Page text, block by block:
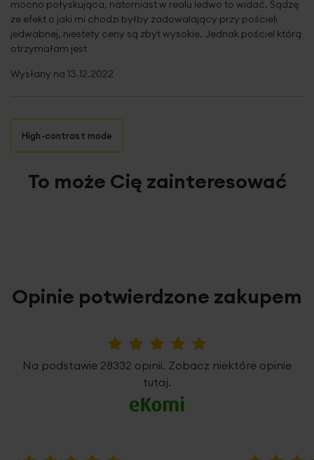
mocno połyskująca, natomiast w realu ledwo to widać. Sądzę
że efekt o jaki mi chodzi byłby zadowalający przy pościeli
jedwabnej, niestety ceny są zbyt wysokie. Jednak pościel którą
otrzymałam jest
Wysłany na 13.12.2022
High-contrast mode
To może Cię zainteresować
Opinie potwierdzone zakupem
Na podstawie 28332 opinii. Zobacz niektóre opinie
tutaj.